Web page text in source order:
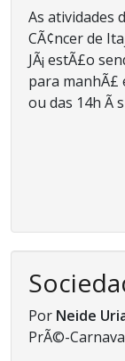
As atividades
CÃ¢ncer de
JÃ¡ estÃ£o
para manhÃ£
ou das 14h Ã s
Por Neide
PrÃ©-